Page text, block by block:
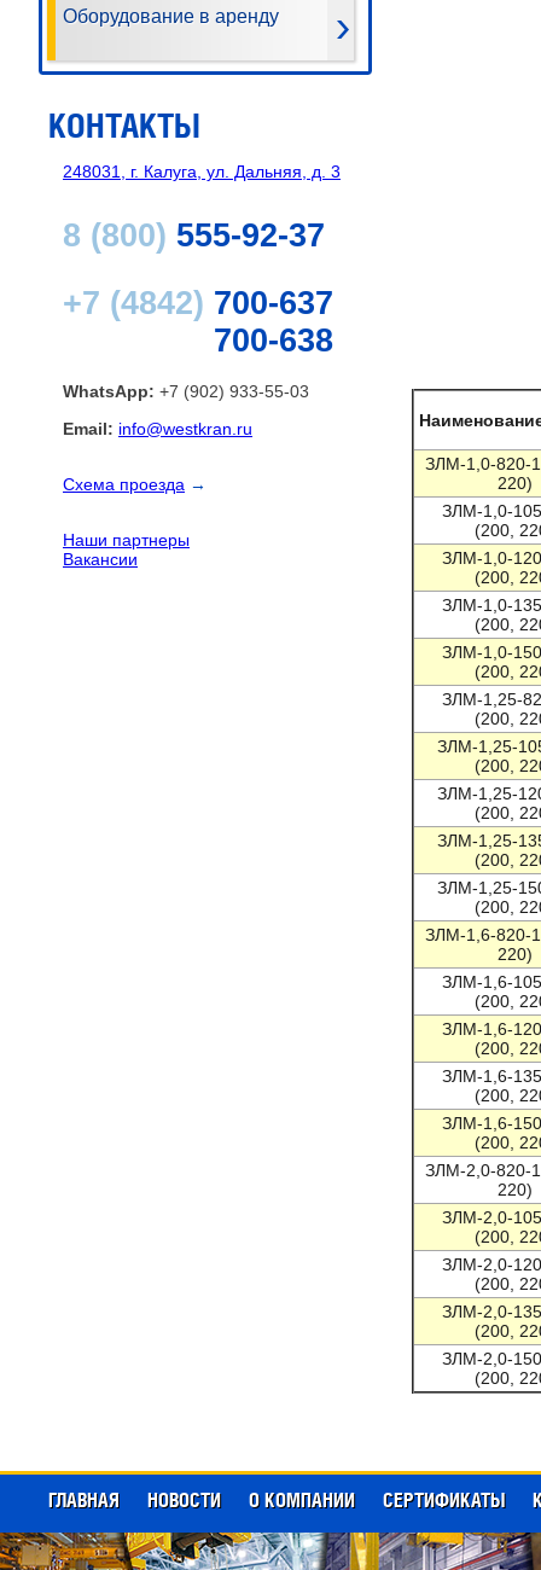
Оборудование в аренду
КОНТАКТЫ
248031, г. Калуга, ул. Дальняя, д. 3
8 (800) 555-92-37
+7 (4842) 700-637
700-638
WhatsApp: +7 (902) 933-55-03
Email: info@westkran.ru
Схема проезда →
Наши партнеры
Вакансии
ЗЛМ-1,0-820-
220)
ЗЛМ-1,0-
(200,
ЗЛМ-1,0-
(200,
ЗЛМ-1,0-
(200,
ЗЛМ-1,0-
(200,
ЗЛМ-1,25-
(200,
ЗЛМ-1,25-
(200,
ЗЛМ-1,25-
(200,
ЗЛМ-1,25-
(200,
ЗЛМ-1,25-
(200,
ЗЛМ-1,6-820-
220)
ЗЛМ-1,6-
(200,
ЗЛМ-1,6-
(200,
ЗЛМ-1,6-
(200,
ЗЛМ-1,6-
(200,
ЗЛМ-2,0-820-
220)
ЗЛМ-2,0-
(200,
ЗЛМ-2,0-
(200,
ЗЛМ-2,0-
(200,
ЗЛМ-2,0-
(200,
ГЛАВНАЯ НОВОСТИ О КОМПАНИИ СЕРТИФИКАТЫ